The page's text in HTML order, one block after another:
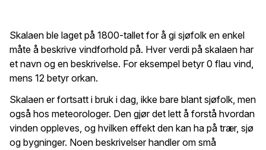
Skalaen ble laget på 1800-tallet for å gi sjøfolk en enkel
måte å beskrive vindforhold på. Hver verdi på skalaen har
et navn og en beskrivelse. For eksempel betyr 0 flau vind,
mens 12 betyr orkan.
Skalaen er fortsatt i bruk i dag, ikke bare blant sjøfolk, men
også hos meteorologer. Den gjør det lett å forstå hvordan
vinden oppleves, og hvilken effekt den kan ha på trær, sjø
og bygninger. Noen beskrivelser handler om små